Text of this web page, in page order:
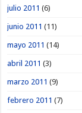
julio 2011 (6)
junio 2011 (11)
mayo 2011 (14)
abril 2011 (3)
marzo 2011 (9)
febrero 2011 (7)